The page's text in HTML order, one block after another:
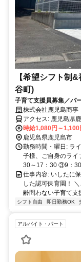
【希望シフト制
谷町)
子育て支援員募集／パ
希望シフト制／働きや
株式会社鹿児島商事
アクセス: 鹿児島県鹿児島市石谷町 1605-5 松元ICから車で約2分 マイ
カー（自動車）通勤
時給1,080円～1,100
鹿児島県鹿児島市
勤務時間・曜日: ラ
子様、ご自身のラ
30～17：30 ③9：
仕事内容: いしたに
した認可保育園！
齢問わない子育て
シフト自由 即日勤務OK
アルバイト・パート